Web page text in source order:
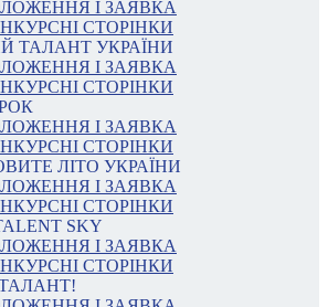
І ЗАЯВКА
СТОРІНКИ
ТАЛАНТ УКРАЇНИ
І ЗАЯВКА
СТОРІНКИ
І ЗАЯВКА
СТОРІНКИ
ЛІТО УКРАЇНИ
І ЗАЯВКА
СТОРІНКИ
SKY
І ЗАЯВКА
СТОРІНКИ